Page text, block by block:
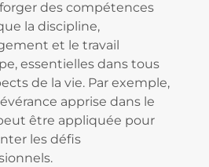
des compétences
la discipline,
et le travail
essentielles dans tous
de la vie. Par exemple,
apprise dans le
être appliquée pour
les défis